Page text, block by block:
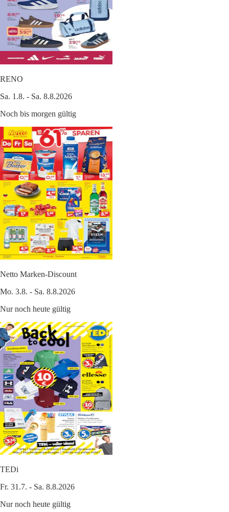
RENO
Sa. 1.8. - Sa. 8.8.2026
Noch bis morgen gültig
Netto Marken-Discount
Mo. 3.8. - Sa. 8.8.2026
Nur noch heute gültig
TEDi
Fr. 31.7. - Sa. 8.8.2026
Nur noch heute gültig